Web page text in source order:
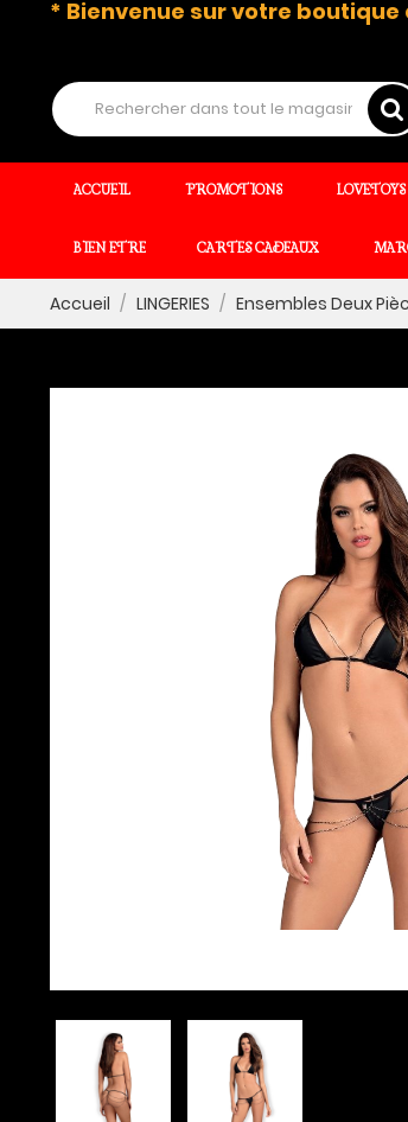
* Bienvenue sur votre
ACCUEIL PROMOTIONS LOVETOYS
BIEN ETRE CARTES CADEAUX
Accueil LINGERIES Ensembles Deux